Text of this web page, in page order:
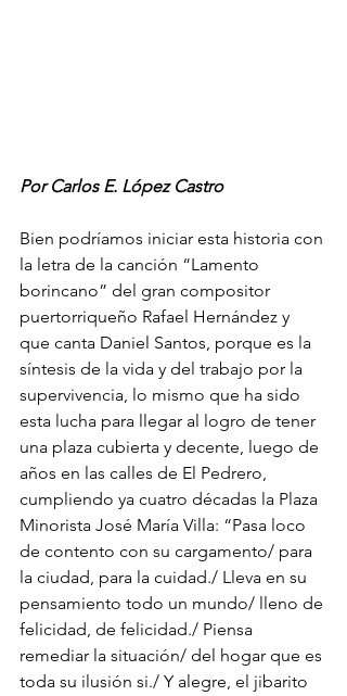
Por Carlos E. López Castro
Bien podríamos iniciar esta historia con
la letra de la canción “Lamento
borincano” del gran compositor
puertorriqueño Rafael Hernández y
que canta Daniel Santos, porque es la
síntesis de la vida y del trabajo por la
supervivencia, lo mismo que ha sido
esta lucha para llegar al logro de tener
una plaza cubierta y decente, luego de
años en las calles de El Pedrero,
cumpliendo ya cuatro décadas la Plaza
Minorista José María Villa: “Pasa loco
de contento con su cargamento/ para
la ciudad, para la cuidad./ Lleva en su
pensamiento todo un mundo/ lleno de
felicidad, de felicidad./ Piensa
remediar la situación/ del hogar que es
toda su ilusión si./ Y alegre, el jibarito